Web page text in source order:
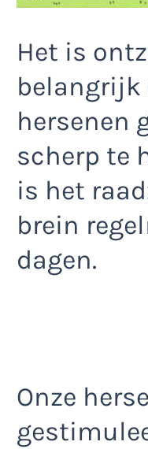
Het is
belangrijk
hersenen
scherp te
is het
brein
dagen.
Onze